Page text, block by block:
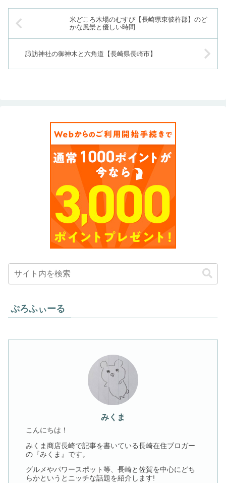
米どころ木場のむすび【長崎県東彼杵郡】のど
かな風景と優しい時間
諏訪神社の御神木と六角道【長崎県長崎市】
ぷろふぃーる
みくま
こんにちは！
みくま商店長崎で記事を書いている長崎在住ブロガー
の『みくま』です。
グルメやパワースポット等、長崎と佐賀を中心にどち
らかというとニッチな話題を紹介します!